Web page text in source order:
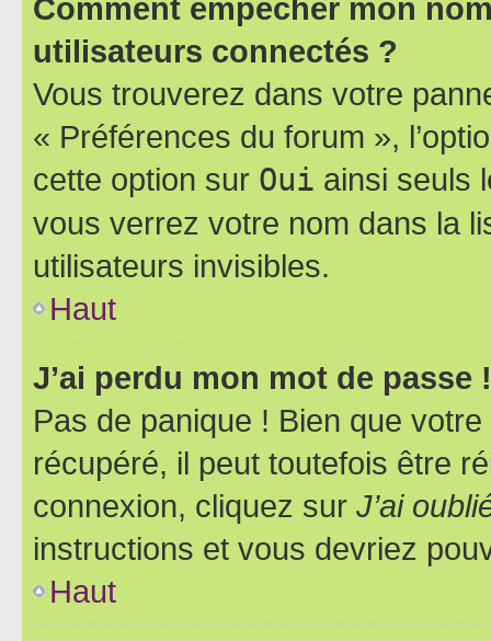
Comment empêcher mon
utilisateurs connectés ?
Vous trouverez dans votre
« Préférences du forum »,
cette option sur Oui ainsi seuls
vous verrez votre nom dans la
utilisateurs invisibles.
Haut
J’ai perdu mon mot de passe !
Pas de panique ! Bien que
récupéré, il peut toutefois être
connexion, cliquez sur J’ai
instructions et vous devriez
Haut